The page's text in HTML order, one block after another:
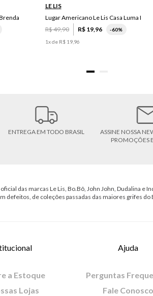
LE LIS
Lugar Americano Le Lis Casa Luma I
R$49,90 R$ 19,96 -60%
1x de R$ 19, 96
ENTREGA EM TODO BRASIL
ASSINE NOSSA
PROMOÇÕES
das marcas Le Lis, Bo.Bô, John John, Dudalina e
defeitos, de coleções passadas das maiores grifes
a Estoque
Lojas
Ajuda
Perguntas
Fale Conosco